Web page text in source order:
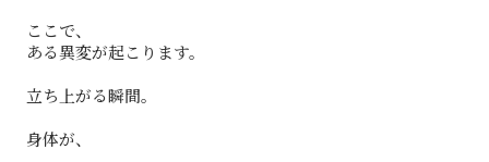
ここで、
ある異変が起こります。
立ち上がる瞬間。
身体が、